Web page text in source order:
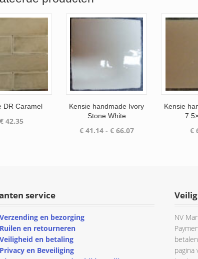
DR Caramel
€42.35
Kensie handmade Ivory
Stone White
€41.14 - €66.07Prijsklasse:
Kensie
€
service
Verzending en bezorging
Ruilen en retourneren
Veiligheid en betaling
Privacy en Beveiliging
NV
pagina